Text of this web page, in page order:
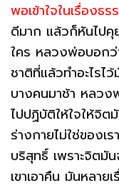
พอเข้าใจในเรื่องธร
ดีมาก แล้วก็หันไปคุ
ใคร หลวงพ่อบอกว่
ชาติที่แล้วทำอะไรไ
บางคนมาช้า หลวง
ไปปฏิบัติให้ใจให้จิต
ร่างกายไม่ใช่ของเ
บริสุทธิ์ เพราะจิตมั
เขาเอาคืน มันหลา